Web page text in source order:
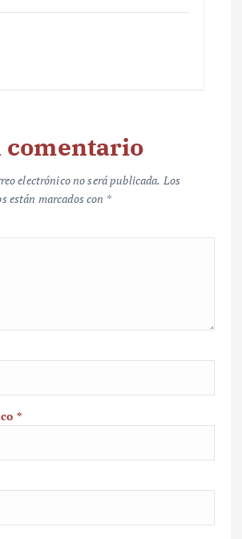
comentario
electrónico no será publicada. Los
están marcados con *
*